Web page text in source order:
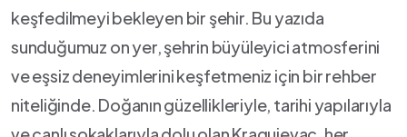
keşfedilmeyi bekleyen bir şehir. Bu yazıda
sunduğumuz on yer, ⁣şehrin büyüleyici atmosferini
ve eşsiz deneyimlerini keşfetmeniz için ‌bir rehber
⁢niteliğinde. Doğanın⁢ güzellikleriyle, tarihi yapılarıyla